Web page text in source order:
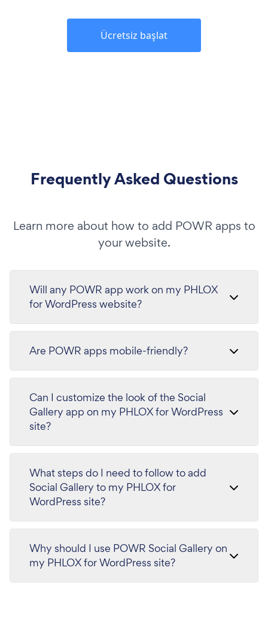
Ücretsiz başlat
Frequently Asked Questions
Learn more about how to add POWR apps to
your website.
Will any POWR app work on my PHLOX
for WordPress website?
Are POWR apps mobile-friendly?
Can I customize the look of the Social
Gallery app on my PHLOX for WordPress
site?
What steps do I need to follow to add
Social Gallery to my PHLOX for
WordPress site?
Why should I use POWR Social Gallery on
my PHLOX for WordPress site?